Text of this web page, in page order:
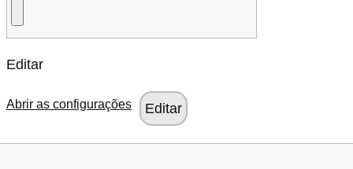
Editar
Abrir as configurações